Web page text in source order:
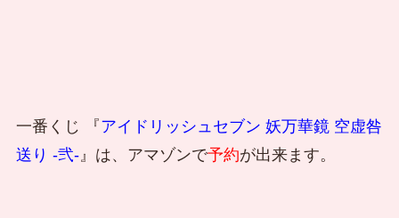
一番くじ 『アイドリッシュセブン 妖万華鏡 空虚咎
送り -弐-』は、アマゾンで予約が出来ます。